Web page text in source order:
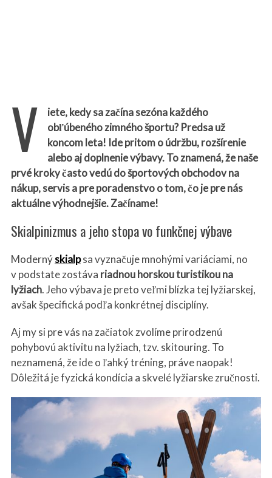
V
iete, kedy sa začína sezóna každého
obľúbeného zimného športu? Predsa už
koncom leta! Ide pritom o údržbu, rozšírenie
alebo aj doplnenie výbavy. To znamená, že naše
prvé kroky často vedú do športových obchodov na
nákup, servis a pre poradenstvo o tom, čo je pre nás
aktuálne výhodnejšie. Začíname!
Skialpinizmus a jeho stopa vo funkčnej výbave
Modernýskialpsa vyznačuje mnohými variáciami, no
v podstate zostáva riadnou horskou turistikou na
lyžiach. Jeho výbava je preto veľmi blízka tej lyžiarskej,
avšak špecifická podľa konkrétnej disciplíny.
Aj my si pre vás na začiatok zvolíme prirodzenú
pohybovú aktivitu na lyžiach, tzv. skitouring. To
neznamená, že ide o ľahký tréning, práve naopak!
Dôležitá je fyzická kondícia a skvelé lyžiarske zručnosti.
S
e
a
c
h
: